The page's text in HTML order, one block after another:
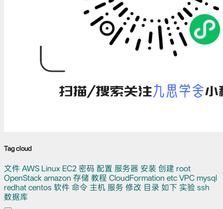
Tag cloud
文件 AWS Linux EC2 密码 配置 服务器 安装 创建 root
OpenStack amazon 存储 教程 CloudFormation etc VPC mysql
redhat centos 软件 命令 主机 服务 修改 目录 如下 实验 ssh
数据库